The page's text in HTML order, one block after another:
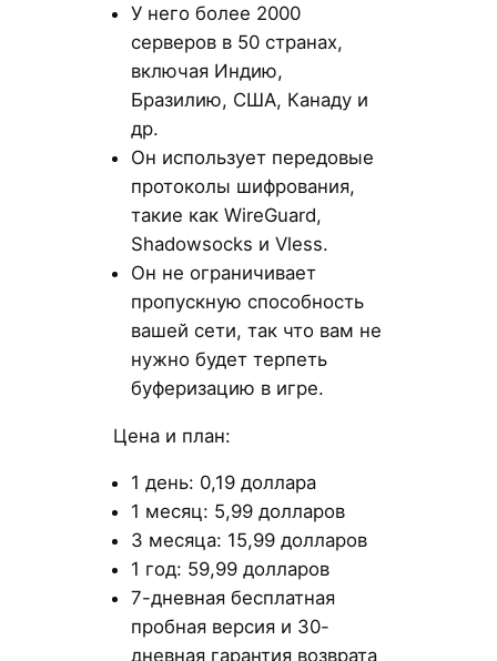
У него более 2000
серверов в 50 странах,
включая Индию,
Бразилию, США, Канаду и
др.
Он использует передовые
протоколы шифрования,
такие как WireGuard,
Shadowsocks и Vless.
Он не ограничивает
пропускную способность
вашей сети, так что вам не
нужно будет терпеть
буферизацию в игре.
Цена и план:
1 день: 0,19 доллара
1 месяц: 5,99 долларов
3 месяца: 15,99 долларов
1 год: 59,99 долларов
7-дневная бесплатная
пробная версия и 30-
дневная гарантия возврата